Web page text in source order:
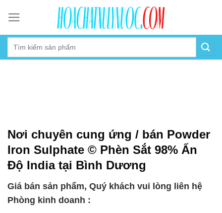
content
Nơi chuyên cung ứng / bán Powder
Iron Sulphate © Phèn Sắt 98% Ấn
Độ India tại Bình Dương
Giá bán sản phẩm, Quý khách vui lòng liên hệ
Phòng kinh doanh :